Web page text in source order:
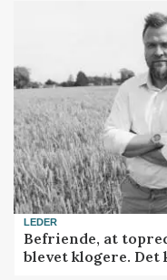
LEDER
Befriende, at
blevet klogere.